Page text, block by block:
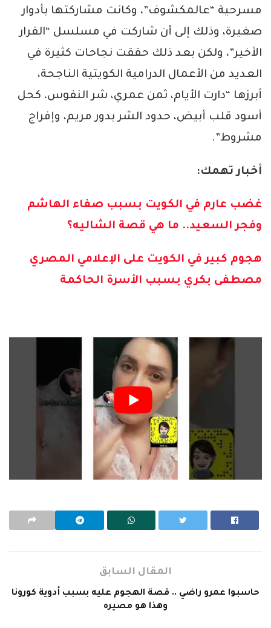
مسرحية “عالمكشوف”، وكانت مشاركتها بأدوار
صغيرة، وذلك إلى أن شاركت في مسلسل “القرار
الأخير”، ولكن بعد ذلك حققت نجاحات كثيرة في
العديد من الأعمال الدرامية الكويتية الناجحة،
أبرزها “دارت الأيام، ثمن عمري، شر النفوس، كحل
أسود قلب أبيض، حدود الشر بدور مريم، وإفراج
مشروط”.
أخبار تهمك:
غضب عارم في الكويت بسبب صفاء الهاشم
وفجر السعيد.. ما هي قصة الشاليه؟
هجوم كبير في الكويت على الإعلامي المصري
مصطفى بكري بسبب الأسرة الحاكمة
المقال السابق
حاسبوا عمرو راضي .. قصة الهجوم عليه بسبب أدوية كورونا
وهذا هو مصيره